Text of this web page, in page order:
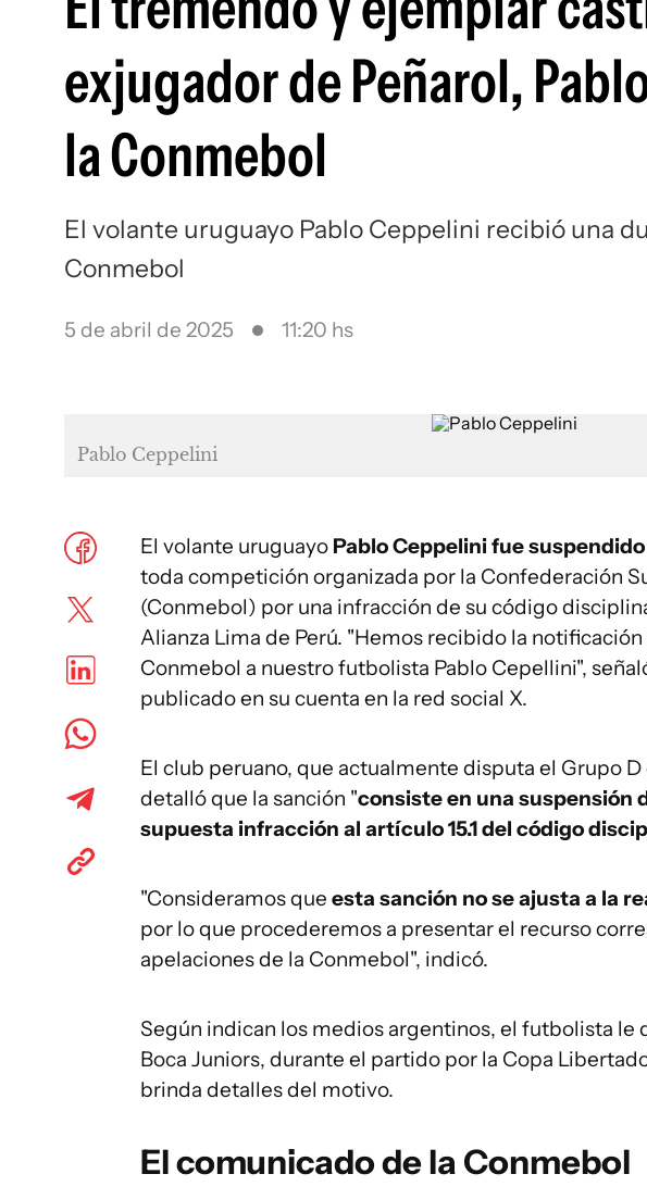
exjugador de Peñarol,
la Conmebol
El volante uruguayo Pablo Ceppelini recibió una
Conmebol
5 de abril de 2025 11:20 hs
Pablo Ceppelini
El volante uruguayo Pablo Ceppelini fue
toda competición organizada por la Confederación
(Conmebol) por una infracción de su código
Alianza Lima de Perú. "Hemos recibido la
Conmebol a nuestro futbolista Pablo Cepellini",
publicado en su cuenta en la red social X.
El club peruano, que actualmente disputa el Grupo
detalló que la sanción "consiste en una suspensión
supuesta infracción al artículo 15.1 del código
"Consideramos que esta sanción no se ajusta a la
por lo que procederemos a presentar el recurso
apelaciones de la Conmebol", indicó.
Según indican los medios argentinos, el futbolista le
Boca Juniors, durante el partido por la Copa
brinda detalles del motivo.
El comunicado de la Conmebol